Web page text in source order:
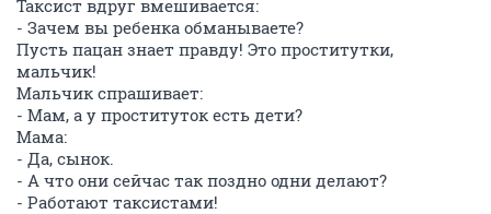
Таксист вдруг вмешивается:
- Зачем вы ребенка обманываете?
Пусть пацан знает правду! Это проститутки,
мальчик!
Мальчик спрашивает:
- Мам, а у проституток есть дети?
Мама:
- Да, сынок.
- А что они сейчас так поздно одни делают?
- Работают таксистами!